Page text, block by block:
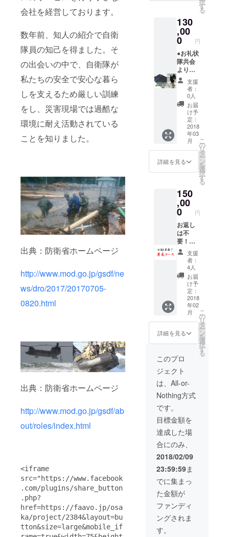
会社を経営しております。
数年前、知人の紹介で自衛
隊員の知己を得ました。そ
の出会いの中で、自衛隊が
私たちの安全で安心な暮ら
しを支えるため厳しい訓練
をし、災害現場では過酷な
環境に耐え活動されている
ことを知りました。
出典：防衛省ホームページ
http://www.mod.go.jp/gsdf/ne
ws/dro/2017/20170705-
0820.html
出典：防衛省ホームページ
http://www.mod.go.jp/gsdf/ab
out/roles/index.html
<iframe
src="https://www.facebook
.com/plugins/share_button
.php?
href=https://faavo.jp/osa
ka/project/2384&layout=bu
tton&size=large&mobile_if
間・希
望者の
み） ●
新聞掲
載紙面
当該広
告掲載
部分を
印刷し
てお送
りしま
す。 ●
隊共会
オリジ
ナル
『MAK
PEACE
』バッ
ジナル
『MAK
E
PEACE
』バッ
ジを１
個
ベント
情報を
メール
にて提
供いた
しま
す。 ●
特設サ
イトに
お名前
を掲載
隊共会
ホーム
ページ
にて支
援者様
として
お名前
望者の
み） ●
新聞広
告にお
名前を
掲載 掲
載され
る新聞
広告内
にお名
前を掲
載（希
望者の
み） ●
新聞掲
載紙面
当該広
告掲載
てお送
す。 ●
隊共会
オリジ
ナル
E
PEACE
』バッ
ジ 隊共
会オリ
ジナル
E
PEACE
』バッ
ジを１
個
作品と
なりま
す。オ
リジナ
ル迷彩
柄の折
り紙を
お送り
しま
す。 ●
自衛隊
各イベ
ント情
報の提
供 自衛
隊各駐
屯地や
基地で
情報を
メール
にて提
供いた
しま
す。 ●
特設サ
イトに
お名前
を掲載
隊共会
ホーム
ページ
にて支
援者様
として
お名前
を掲載
望者の
み） ●
新聞広
告にお
名前を
掲載 掲
広告内
にお名
前を掲
載（希
望者の
み） ●
新聞掲
載紙面
当該広
告掲載
部分を
印刷し
てお送
リジナ
紙をプ
レゼン
ト。た
だし、
制作難
易度は
超ハイ
レベル
です。
お覚悟
を！ 詳
細は、
本文最
後をご
確認く
ださ
い。 写
真は試
作品と
なりま
リジナ
ル迷彩
柄の折
り紙を
お送り
しま
す。 ●
自衛隊
各イベ
ント情
報の提
供 自衛
隊各駐
屯地や
基地で
開催さ
れるイ
ベント
情報を
メール
にて提
供いた
しま
す。 ●
特設サ
イトに
隊共会
ホーム
ページ
にて支
援者様
として
お名前
を掲載
（１年
間・希
望者の
み） ●
新聞広
機、護
ずも
オリジ
ナル折
り紙 元
自衛官
で数々
の折り
紙国際
大会で
金賞を
受賞さ
れた小
南博資
さんが
監修さ
れた
陸・
海・空
自のオ
リジナ
紙をプ
レゼン
ト。た
だし、
制作難
易度は
超ハイ
レベル
です。
お覚悟
を！ 詳
細は、
本文最
後をご
確認く
ださ
い。 写
真は試
作品と
なりま
す。オ
リジナ
ル迷彩
柄の折
り紙を
お送り
自衛隊
各イベ
ント情
報の提
供 自衛
隊各駐
屯地や
基地で
開催さ
れるイ
ベント
情報を
メール
す
る
130
,00
0 円
●お礼状
隊共会
よりお
礼状を
お送り
しま
す。 詳
細は本
文最後
をご確
認くだ
さい。
●10式戦
車、Ｆ
２戦闘
機、護
ずも
オリジ
ナル折
り紙 元
自衛官
で数々
の折り
紙国際
大会で
金賞を
受賞さ
れた小
南博資
さんが
監修さ
れた
陸・
海・空
自のオ
リジナ
ル折り
紙をプ
レゼン
ト。た
だし、
制作難
レベル
です。
お覚悟
を！ 詳
細は、
本文最
後をご
確認く
ださ
い。 写
真は試
作品と
なりま
支援
者：
0人
お届
け予
定：
2018
年03
月
詳細を見る
こ
の
リ
タ
ー
ン
を
選
択
す
る
150
,00
0 円
お返し
は不
要！！
！ そん
なあな
たにオ
ススメ
です！
支援
者：
4人
お届
け予
定：
2018
年02
月
詳細を見る
こ
の
リ
タ
ー
ン
を
選
択
す
る
このプロ
ジェクト
は、All-or-
Nothing方式
です。
目標金額を
達成した場
合にのみ、
2018/02/09
23:59:59ま
でに集まっ
た金額が
ファンディ
ングされま
す。